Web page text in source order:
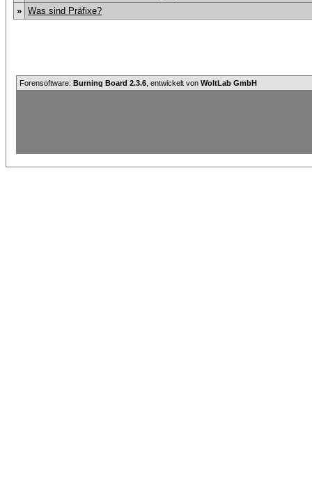
» Was sind Präfixe?
Forensoftware: Burning Board 2.3.6 , entwickelt von WoltLab GmbH